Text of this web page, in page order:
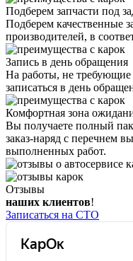
Подберем запчасти под
Подберем качественные
производителей, в
Запись в день обращения
На работы, не требующие
записаться в день
Комфортная зона
Вы получаете полный
заказ-наряд с перечнем
выполненных работ.
Отзывы
наших клиентов!
Записаться на СТО